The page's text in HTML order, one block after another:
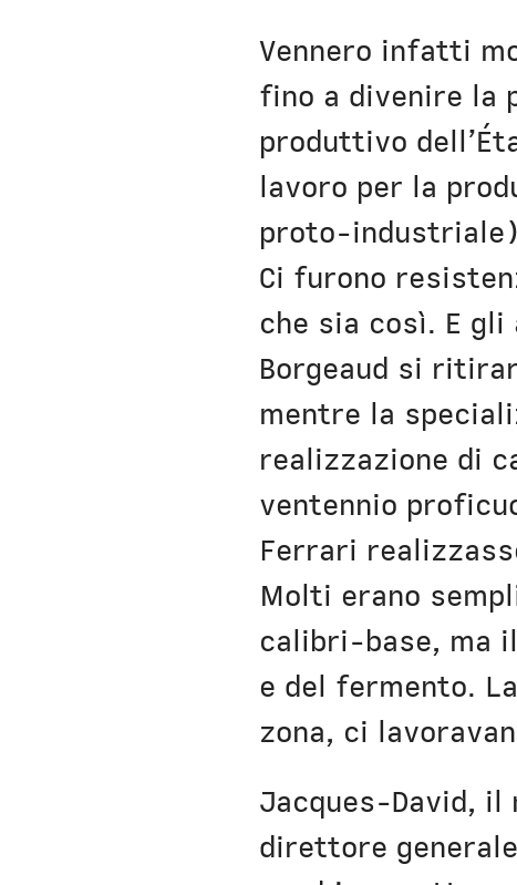
Vennero infatti
fino a divenire la
produttivo
lavoro per la
proto-
Ci furono
che sia così. E gli
Borgeaud si
mentre la
realizzazione di
ventennio
Ferrari
Molti erano
calibri-base, ma il
e del fermento. La
zona, ci
Jacques-David, il
direttore